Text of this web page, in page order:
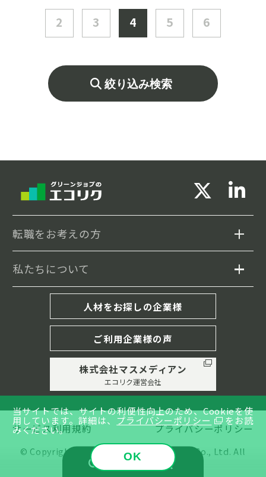
培った知見を活かし、重要性や結合性に着目
したESGアドバイザリーの専門性を高めてい
2 3 4 5 6
絞り込み検索
絞り込み検索
転職をお考えの方
求人検索
履歴書・職務経歴書の書き方
イベントレポート
私たちについて
エコリクについて
転職成功までの流れ
キャリア相談(MD紹介)
よくあるご質問
人材をお探しの企業様
ご利用企業様の声
株式会社マスメディアン
エコリク運営会社
サービス利用規約 プライバシーポリシー
© Copyright © 2001-2026 MASSMEDIAN Co., Ltd. All
Rights Reserved.
当サイトでは、サイトの利便性向上のため、Cookieを使
用しています。詳細は、 プライバシーポリシー をお読
みください。
OK